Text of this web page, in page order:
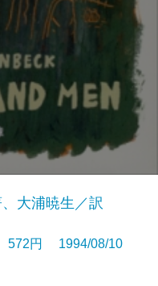
大浦暁生／訳
572円 1994/08/10